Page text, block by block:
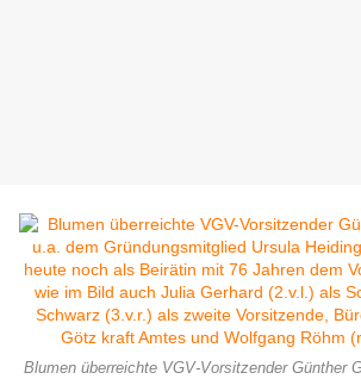
Blumen überreichte VGV-Vorsitzender Günther